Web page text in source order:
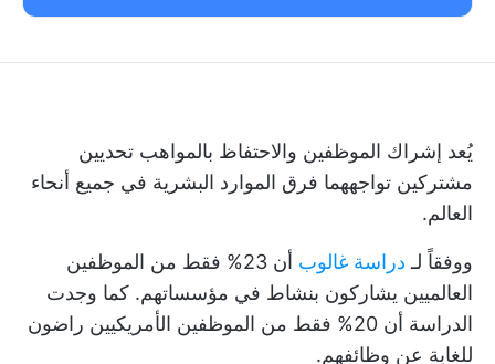
يُعد إشراك الموظفين والاحتفاظ بالمواهب تحديين
مشتركين تواجههما فرق الموارد البشرية في جميع أنحاء
العالم.
ووفقاً لـ دراسة غالوب
أن 23% فقط من الموظفين
العالميين يشاركون بنشاط في مؤسساتهم. كما وجدت
الدراسة أن 20% فقط من الموظفين الأمريكيين راضون
للغاية عن وظائفهم.